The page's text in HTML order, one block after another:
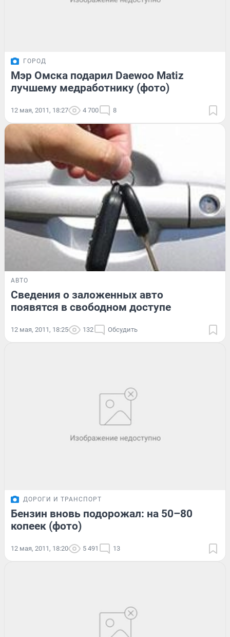
ГОРОД
Мэр Омска подарил Daewoo Matiz
лучшему медработнику (фото)
12 мая, 2011, 18:27 4 700 8
АВТО
Сведения о заложенных авто
появятся в свободном доступе
12 мая, 2011, 18:25 132 Обсудить
ДОРОГИ И ТРАНСПОРТ
Бензин вновь подорожал: на 50–80
копеек (фото)
12 мая, 2011, 18:20 5 491 13